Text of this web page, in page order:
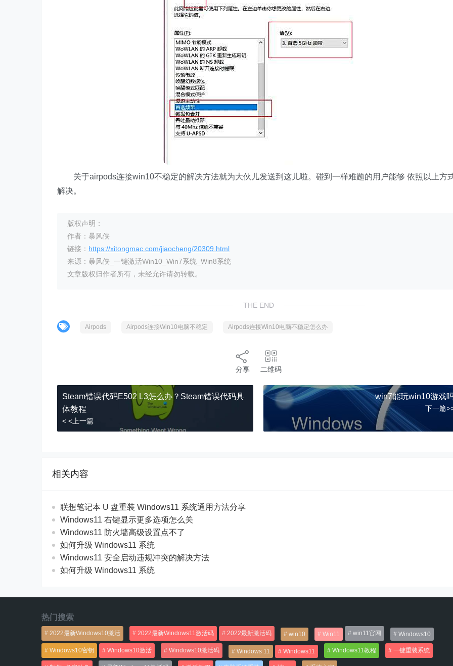
关于airpods连接win10不稳定的解决方法就为大伙儿发送到这儿啦。碰到一样难题的用户能够 依照以上方
解决。
版权声明：
作者：暴风侠
链接： https://xitongmac.com/jiaocheng/20309.html
来源：暴风侠_一键激活Win10_Win7系统_Win8系统
文章版权归作者所有，未经允许请勿转载。
THE END
Airpods Airpods连接Win10电脑不稳定 Airpods连接Win10电脑不稳定怎么办
分享 二维码
Steam错误代码E502 L3怎么办？Steam错误代码具
体教程
< <上一篇
win7能玩win10游戏
下一篇
相关内容
联想笔记本 U 盘重装 Windows11 系统通用方法分享
Windows11 右键显示更多选项怎么关
Windows11 防火墙高级设置点不了
如何升级 Windows11 系统
Windows11 安全启动违规冲突的解决方法
如何升级 Windows11 系统
热门搜索
2022最新Windows10激活 2022最新Windows11激活码 2022最新激活码 win10 Win11 win11官网 Windows10
Windows10密钥 Windows10激活 Windows10激活码 Windows 11 Windows11 Windows11教程 一键重装系统